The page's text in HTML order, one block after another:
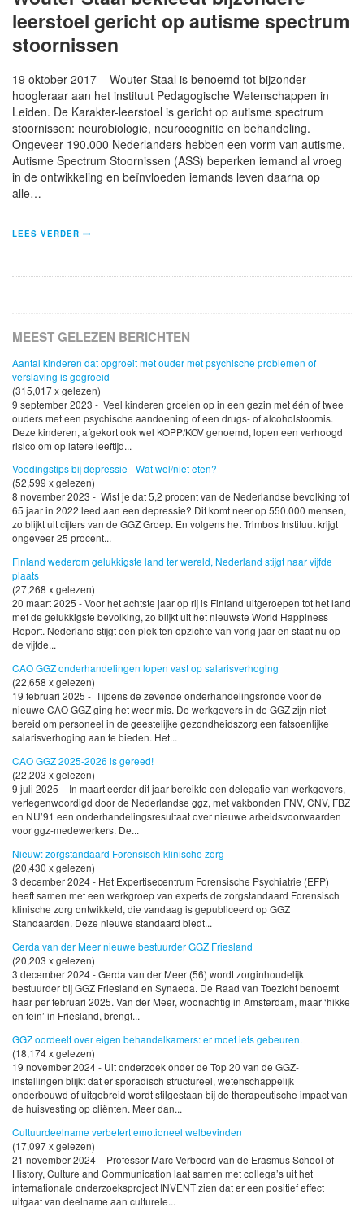
leerstoel gericht op autisme spectrum
stoornissen
19 oktober 2017 – Wouter Staal is benoemd tot bijzonder
hoogleraar aan het instituut Pedagogische Wetenschappen in
Leiden. De Karakter-leerstoel is gericht op autisme spectrum
stoornissen: neurobiologie, neurocognitie en behandeling.
Ongeveer 190.000 Nederlanders hebben een vorm van autisme.
Autisme Spectrum Stoornissen (ASS) beperken iemand al vroeg
in de ontwikkeling en beïnvloeden iemands leven daarna op
alle…
LEES VERDER
MEEST GELEZEN BERICHTEN
Aantal kinderen dat opgroeit met ouder met psychische problemen of
verslaving is gegroeid
(315,017 x gelezen)
9 september 2023 - Veel kinderen groeien op in een gezin met één of twee
ouders met een psychische aandoening of een drugs- of alcoholstoornis.
Deze kinderen, afgekort ook wel KOPP/KOV genoemd, lopen een verhoogd
risico om op latere leeftijd...
Voedingstips bij depressie - Wat wel/niet eten?
(52,599 x gelezen)
8 november 2023 - Wist je dat 5,2 procent van de Nederlandse bevolking tot
65 jaar in 2022 leed aan een depressie? Dit komt neer op 550.000 mensen,
zo blijkt uit cijfers van de GGZ Groep. En volgens het Trimbos Instituut krijgt
ongeveer 25 procent...
Finland wederom gelukkigste land ter wereld, Nederland stijgt naar vijfde
plaats
(27,268 x gelezen)
20 maart 2025 - Voor het achtste jaar op rij is Finland uitgeroepen tot het land
met de gelukkigste bevolking, zo blijkt uit het nieuwste World Happiness
Report. Nederland stijgt een plek ten opzichte van vorig jaar en staat nu op
de vijfde...
CAO GGZ onderhandelingen lopen vast op salarisverhoging
(22,658 x gelezen)
19 februari 2025 - Tijdens de zevende onderhandelingsronde voor de
nieuwe CAO GGZ ging het weer mis. De werkgevers in de GGZ zijn niet
bereid om personeel in de geestelijke gezondheidszorg een fatsoenlijke
salarisverhoging aan te bieden. Het...
CAO GGZ 2025-2026 is gereed!
(22,203 x gelezen)
9 juli 2025 - In maart eerder dit jaar bereikte een delegatie van werkgevers,
vertegenwoordigd door de Nederlandse ggz, met vakbonden FNV, CNV, FBZ
en NU’91 een onderhandelingsresultaat over nieuwe arbeidsvoorwaarden
voor ggz-medewerkers. De...
Nieuw: zorgstandaard Forensisch klinische zorg
(20,430 x gelezen)
3 december 2024 - Het Expertisecentrum Forensische Psychiatrie (EFP)
heeft samen met een werkgroep van experts de zorgstandaard Forensisch
klinische zorg ontwikkeld, die vandaag is gepubliceerd op GGZ
Standaarden. Deze nieuwe standaard biedt...
Gerda van der Meer nieuwe bestuurder GGZ Friesland
(20,203 x gelezen)
3 december 2024 - Gerda van der Meer (56) wordt zorginhoudelijk
bestuurder bij GGZ Friesland en Synaeda. De Raad van Toezicht benoemt
haar per februari 2025. Van der Meer, woonachtig in Amsterdam, maar ‘hikke
en tein’ in Friesland, brengt...
GGZ oordeelt over eigen behandelkamers: er moet iets gebeuren.
(18,174 x gelezen)
19 november 2024 - Uit onderzoek onder de Top 20 van de GGZ-
instellingen blijkt dat er sporadisch structureel, wetenschappelijk
onderbouwd of uitgebreid wordt stilgestaan bij de therapeutische impact van
de huisvesting op cliënten. Meer dan...
Cultuurdeelname verbetert emotioneel welbevinden
(17,097 x gelezen)
21 november 2024 - Professor Marc Verboord van de Erasmus School of
History, Culture and Communication laat samen met collega’s uit het
internationale onderzoeksproject INVENT zien dat er een positief effect
uitgaat van deelname aan culturele...